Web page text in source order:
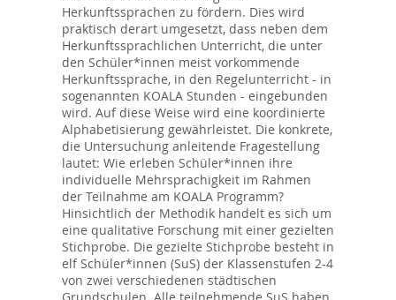
Herkunftssprachen zu fördern. Dies wird
praktisch derart umgesetzt, dass neben dem
Herkunftssprachlichen Unterricht, die unter
den Schüler*innen meist vorkommende
Herkunftssprache, in den Regelunterricht - in
sogenannten KOALA Stunden - eingebunden
wird. Auf diese Weise wird eine koordinierte
Alphabetisierung gewährleistet. Die konkrete,
die Untersuchung anleitende Fragestellung
lautet: Wie erleben Schüler*innen ihre
individuelle Mehrsprachigkeit im Rahmen
der Teilnahme am KOALA Programm?
Hinsichtlich der Methodik handelt es sich um
eine qualitative Forschung mit einer gezielten
Stichprobe. Die gezielte Stichprobe besteht in
elf Schüler*innen (SuS) der Klassenstufen 2-4
von zwei verschiedenen städtischen